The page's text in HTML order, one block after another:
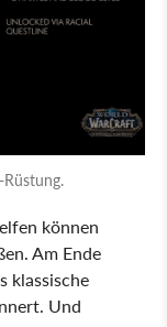
können
Am Ende
klassische
Und